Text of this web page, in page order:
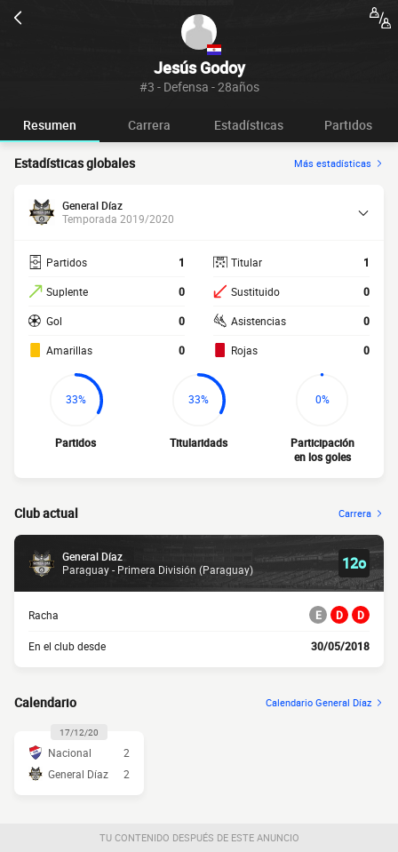
Jesús Godoy
#3 - Defensa - 28años
Resumen Carrera Estadísticas Partidos
Estadísticas globales Más estadísticas
General Díaz
Temporada 2019/2020
Partidos 1
Suplente 0
Gol 0
Amarillas 0
Titular 1
Sustituido 0
Asistencias 0
Rojas 0
33%
Partidos
33%
Titularidads
0%
Participación
en los goles
Club actual Carrera
General Díaz
Paraguay - Primera División (Paraguay)
12o
Racha E D D
En el club desde 30/05/2018
Calendario Calendario General Díaz
17/12/20
Nacional
2
General Díaz
2
TU CONTENIDO DESPUÉS DE ESTE ANUNCIO